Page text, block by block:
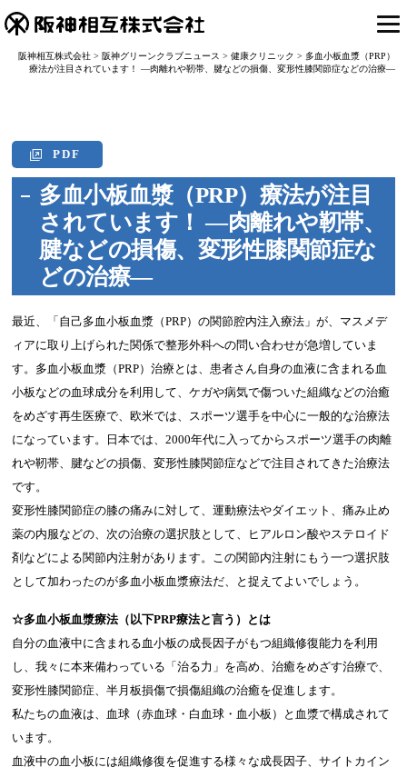
阪神相互株式会社> 阪神グリーンクラブニュース > 健康クリニック > 多血小板血漿（PRP）
療法が注目されています！ ―肉離れや靭帯、腱などの損傷、変形性膝関節症などの治療―
PDF
多血小板血漿（PRP）療法が注目
されています！ ―肉離れや靭帯、
腱などの損傷、変形性膝関節症な
どの治療―
最近、「自己多血小板血漿（PRP）の関節腔内注入療法」が、マスメデ
ィアに取り上げられた関係で整形外科への問い合わせが急増していま
す。多血小板血漿（PRP）治療とは、患者さん自身の血液に含まれる血
小板などの血球成分を利用して、ケガや病気で傷ついた組織などの治癒
をめざす再生医療で、欧米では、スポーツ選手を中心に一般的な治療法
になっています。日本では、2000年代に入ってからスポーツ選手の肉離
れや靭帯、腱などの損傷、変形性膝関節症などで注目されてきた治療法
です。
変形性膝関節症の膝の痛みに対して、運動療法やダイエット、痛み止め
薬の内服などの、次の治療の選択肢として、ヒアルロン酸やステロイド
剤などによる関節内注射があります。この関節内注射にもう一つ選択肢
として加わったのが多血小板血漿療法だ、と捉えてよいでしょう。
☆多血小板血漿療法（以下PRP療法と言う）とは
自分の血液中に含まれる血小板の成長因子がもつ組織修復能力を利用
し、我々に本来備わっている「治る力」を高め、治癒をめざす治療で、
変形性膝関節症、半月板損傷で損傷組織の治癒を促進します。
私たちの血液は、血球（赤血球・白血球・血小板）と血漿で構成されて
います。
血液中の血小板には組織修復を促進する様々な成長因子、サイトカイン